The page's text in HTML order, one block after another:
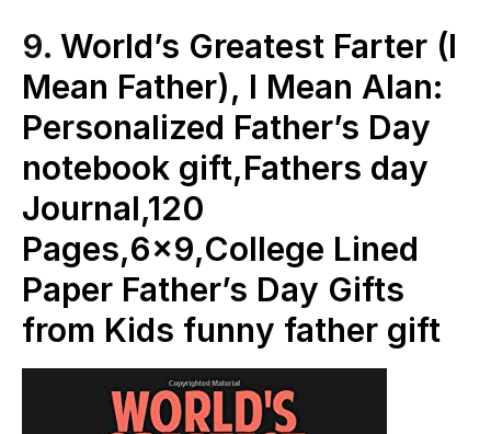
9. World’s Greatest Farter (I
Mean Father), I Mean Alan:
Personalized Father’s Day
notebook gift,Fathers day
Journal,120
Pages,6×9,College Lined
Paper Father’s Day Gifts
from Kids funny father gift